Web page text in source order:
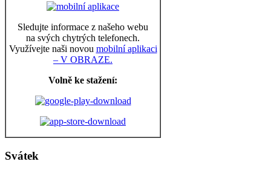
Sledujte informace z našeho webu
na svých chytrých telefonech.
Využívejte naši novou mobilní aplikaci
– V OBRAZE.
Volně ke stažení:
Svátek